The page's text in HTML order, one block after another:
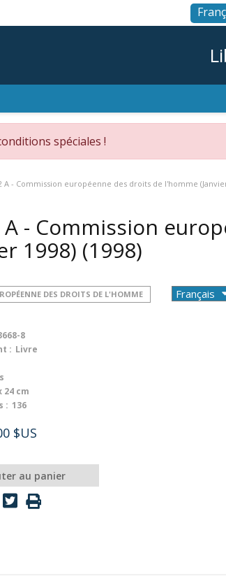
spéciales !
A - Commission européenne des droits de l'homme
- Commission
1998) (1998)
DES DROITS DE L'HOMME
8
: Livre
24 cm
: 136
$US
au panier